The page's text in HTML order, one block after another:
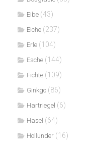
Eibe (43)
Eiche (237)
Erle (104)
Esche (144)
Fichte (109)
Ginkgo (86)
Hartriegel (6)
Hasel (64)
Hollunder (16)